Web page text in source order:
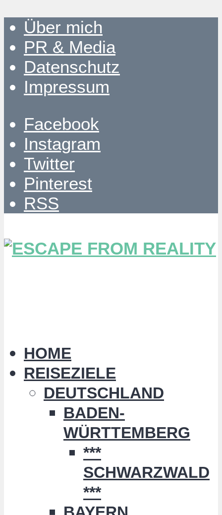
Über mich
PR & Media
Datenschutz
Impressum
Facebook
Instagram
Twitter
Pinterest
RSS
HOME
REISEZIELE
DEUTSCHLAND
BADEN-
WÜRTTEMBERG
***
SCHWARZWALD
***